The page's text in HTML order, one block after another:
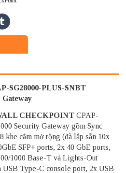
SG28000-PLUS-SNBT
Gateway
CHECKPOINT CPAP-
Security Gateway gồm Sync
khe cắm mở rộng (đã lắp sẵn 10x
SFP+ ports, 2x 40 GbE ports,
1000 Base-T và Lights-Out
USB Type-C console port, 2x USB